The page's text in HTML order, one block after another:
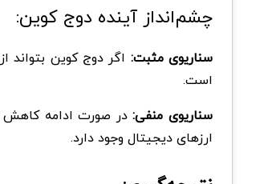
چشم‌انداز آینده دوج کوین:
سناریوی مثبت: اگر دوج کوین
است.
سناریوی منفی:در صورت ادامه کاهش
ارزهای دیجیتال وجود دارد.